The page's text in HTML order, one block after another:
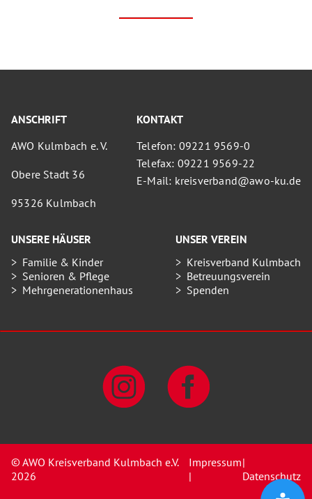
ANSCHRIFT
AWO Kulmbach e. V.
Obere Stadt 36
95326 Kulmbach
KONTAKT
Telefon: 09221 9569-0
Telefax: 09221 9569-22
E-Mail: kreisverband@awo-ku.de
UNSERE HÄUSER
Familie & Kinder
Senioren & Pflege
Mehrgenerationenhaus
UNSER VEREIN
Kreisverband Kulmbach
Betreuungsverein
Spenden
© AWO Kreisverband Kulmbach e.V.
2026
Impressum
|
|
Datenschutz